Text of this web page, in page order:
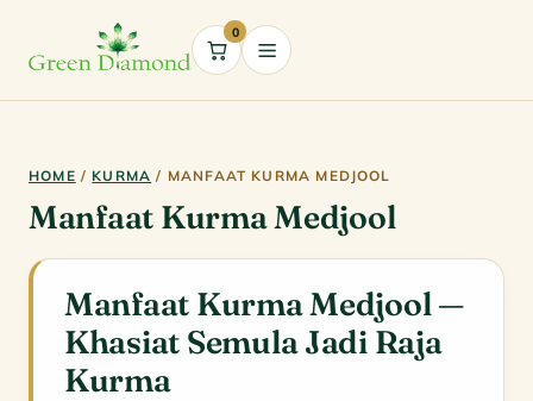
Cart
0
HOME / KURMA / MANFAAT KURMA MEDJOOL
Manfaat Kurma Medjool
Manfaat Kurma Medjool —
Khasiat Semula Jadi Raja
Kurma